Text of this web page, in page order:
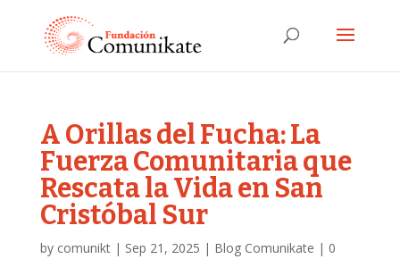
A Orillas del Fucha: La
Fuerza Comunitaria que
Rescata la Vida en San
Cristóbal Sur
by comunikt| Sep 21, 2025 | Blog Comunikate | 0